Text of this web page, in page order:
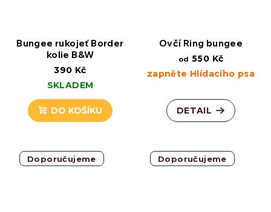
Bungee rukojeť Border
kolie B&W
390 Kč
SKLADEM
DO KOŠÍKU
Ovčí Ring bungee
od 550 Kč
zapněte Hlídacího psa
DETAIL
Doporučujeme Doporučujeme